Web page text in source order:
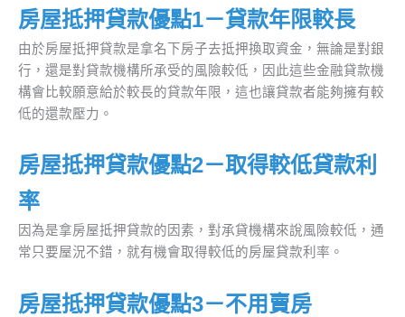
房屋抵押貸款優點1－貸款年限較長
由於房屋抵押貸款是拿名下房子去抵押換取資金，無論是對銀
行，還是對貸款機構所承受的風險較低，因此這些金融貸款機
構會比較願意給於較長的貸款年限，這也讓貸款者能夠擁有較
低的還款壓力。
房屋抵押貸款優點2－取得較低貸款利
率
因為是拿房屋抵押貸款的因素，對承貸機構來說風險較低，通
常只要屋況不錯，就有機會取得較低的房屋貸款利率。
房屋抵押貸款優點3－不用賣房